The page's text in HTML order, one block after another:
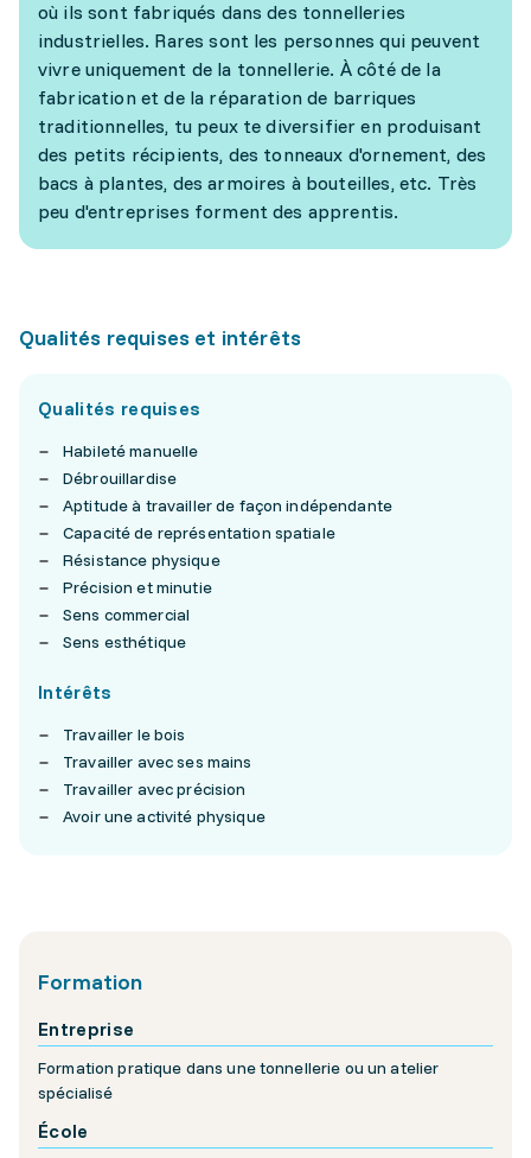
où ils sont fabriqués dans des tonnelleries
industrielles. Rares sont les personnes qui peuvent
vivre uniquement de la tonnellerie. À côté de la
fabrication et de la réparation de barriques
traditionnelles, tu peux te diversifier en produisant
des petits récipients, des tonneaux d'ornement, des
bacs à plantes, des armoires à bouteilles, etc. Très
peu d'entreprises forment des apprentis.
Qualités requises et intérêts
Qualités requises
Habileté manuelle
Débrouillardise
Aptitude à travailler de façon indépendante
Capacité de représentation spatiale
Résistance physique
Précision et minutie
Sens commercial
Sens esthétique
Intérêts
Travailler le bois
Travailler avec ses mains
Travailler avec précision
Avoir une activité physique
Formation
Entreprise
Formation pratique dans une tonnellerie ou un atelier
spécialisé
École